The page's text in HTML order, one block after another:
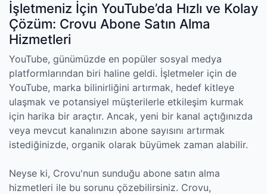
İşletmeniz İçin YouTube’da Hızlı ve Kolay
Çözüm: Crovu Abone Satın Alma
Hizmetleri
YouTube, günümüzde en popüler sosyal medya
platformlarından biri haline geldi. İşletmeler için de
YouTube, marka bilinirliğini artırmak, hedef kitleye
ulaşmak ve potansiyel müşterilerle etkileşim kurmak
için harika bir araçtır. Ancak, yeni bir kanal açtığınızda
veya mevcut kanalınızın abone sayısını artırmak
istediğinizde, organik olarak büyümek zaman alabilir.
Neyse ki, Crovu'nun sunduğu abone satın alma
hizmetleri ile bu sorunu çözebilirsiniz. Crovu,